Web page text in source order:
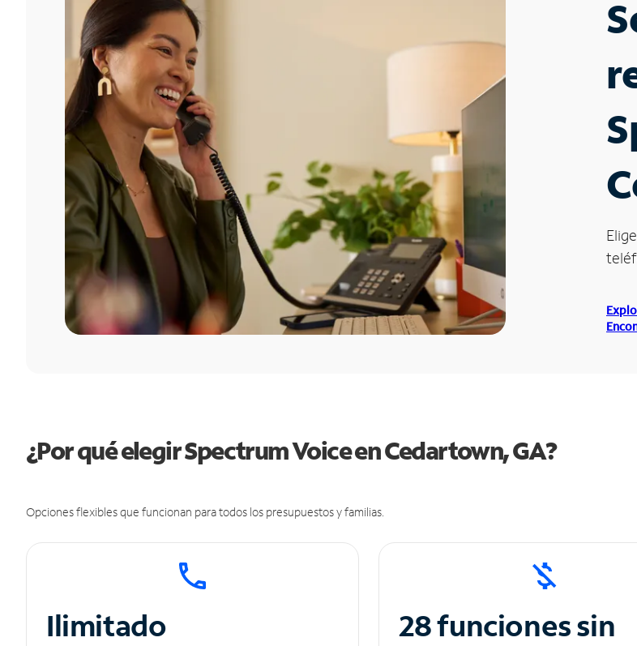
¿Por qué elegir Spectrum Voice en Cedartown, GA?
Opciones flexibles que funcionan para todos los presupuestos y familias.
Ilimitado
28 funciones sin